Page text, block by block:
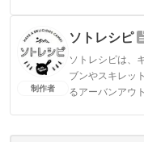
CAMP HACK
制作者
ソトレシピ
ソトレシピは、
ブンやスキレッ
るアーバンアウ